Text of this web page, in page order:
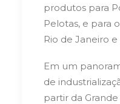
produtos para
Pelotas, e para
Rio de Janeiro e
Em um
de
partir da